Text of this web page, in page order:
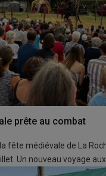
prête au combat
fête médiévale de La
Un nouveau voyage